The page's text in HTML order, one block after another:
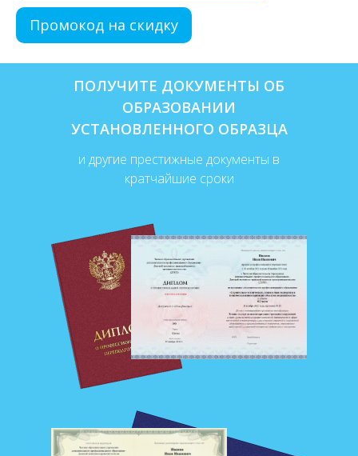
Промокод на скидку
и другие престижные документы в
кратчайшие сроки
ПОЛУЧИТЕ ДОКУМЕНТЫ ОБ
ОБРАЗОВАНИИ
УСТАНОВЛЕННОГО ОБРАЗЦА